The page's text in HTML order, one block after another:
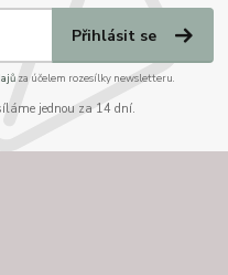
Přihlásit se
za účelem rozesílky newsletteru.
jednou za 14 dní.